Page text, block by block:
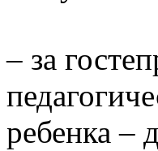
– за
ребенка –